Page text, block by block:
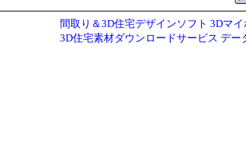
間取り＆3D住宅デザインソフト 3Dマ
3D住宅素材ダウンロードサービス デー